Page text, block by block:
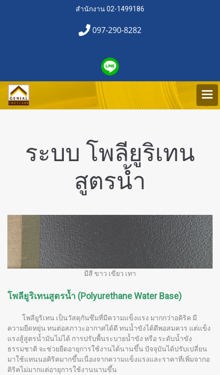
สำนักงาน 02-1499186
097-290-8282
ระบบ โพลียูริเทน
สูตรน้ำ
มีสี ขาว เขียว เทา
โพลียูริเทนสูตรน้ำ (Polyurethane Water Base)
โพลียูริเทน เป็นวัสดุกันซึมที่มีความแข็งแรง มากกว่าอคิริค มี
ความยืดหยุ่น ทนต่อสภาวะอากาศได้ดี ทนน้ำขังได้ดีพอสมควร แต่แข็ง
แรงสู้สูตรน้ำมันไม่ได้ การปรับพื้นระบายน้ำขัง หรือ ระดับน้ำขัง
ธรรมชาติ จะช่วยยืดอายุการใช้งานได้นานขึ้น ปัจจุบันได้ปรับเปลี่ยน
มาใช้แทนนอคิริคมากขึ้นเนื่องจากความแข็งแรงและราคาที่เพิ่มจากอ
คิริคไม่มากแต่อายุการใช้งานนานขึ้น